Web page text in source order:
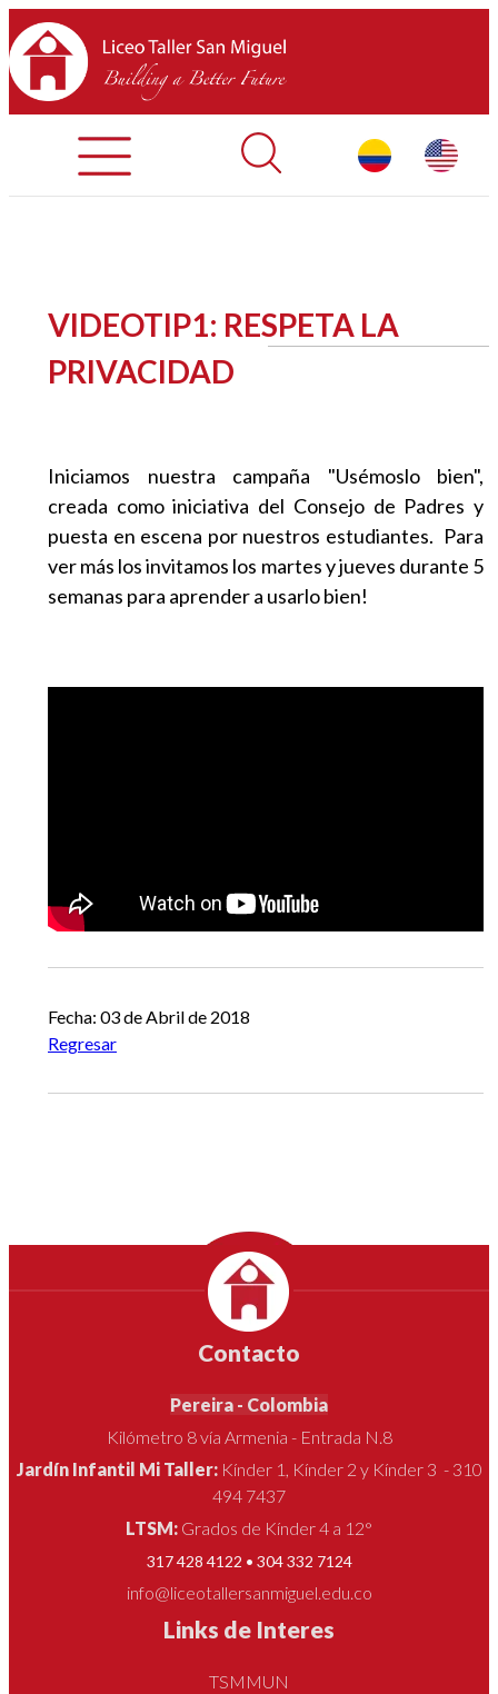
INICIO
SOBRE LTSM
EQUIPO
EGRESADOS
VIDEOTIP1: RESPETA LA
PRIVACIDAD
Iniciamos nuestra campaña "Usémoslo bien",
creada como iniciativa del Consejo de Padres y
puesta en escena por nuestros estudiantes. Para
ver más los invitamos los martes y jueves durante 5
semanas para aprender a usarlo bien!
Fecha: 03 de Abril de 2018
Regresar
Contacto
Pereira - Colombia
Kilómetro 8 vía Armenia - Entrada N.8
Jardín Infantil Mi Taller: Kínder 1, Kínder 2 y Kínder 3 - 310
494 7437
LTSM: Grados de Kínder 4 a 12°
317 428 4122 • 304 332 7124
info@liceotallersanmiguel.edu.co
Links de Interes
TSMMUN